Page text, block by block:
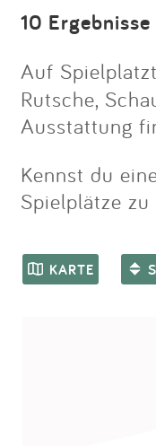
10
Auf
Rutsche,
Ausstattung
Kennst du
Spielplätze zu
KARTE